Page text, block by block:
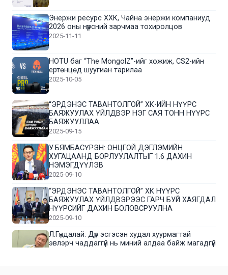
Энержи ресурс ХХК, Чайна энержи компаниуд
2026 оны нүүрсний зарчмаа тохиролцов
2025-11-11
HOTU баг “The MongolZ”-ийг хожиж, CS2-ийн
ертөнцөд шуугиан тарилаа
2025-10-05
“ЭРДЭНЭС ТАВАНТОЛГОЙ” ХК-ИЙН НҮҮРС
БАЯЖУУЛАХ ҮЙЛДВЭР НЭГ САЯ ТОНН НҮҮРС
БАЯЖУУЛЛАА
2025-09-15
У.БЯМБАСҮРЭН: ОНЦГОЙ ДЭГЛЭМИЙН
ХУГАЦААНД БОРЛУУЛАЛТЫГ 1.6 ДАХИН
НЭМЭГДҮҮЛЭВ
2025-09-10
“ЭРДЭНЭС ТАВАНТОЛГОЙ” ХК НҮҮРС
БАЯЖУУЛАХ ҮЙЛДВЭРЭЭС ГАРЧ БУЙ ХАЯГДАЛ
НҮҮРСИЙГ ДАХИН БОЛОВСРУУЛНА
2025-09-10
Л.Гүндалай: Дүр эсгэсэн худал хуурмагтай
эвлэрч чаддаггүй нь миний алдаа байж магадгүй